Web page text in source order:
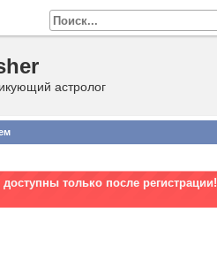
астролог
только после регистрации!